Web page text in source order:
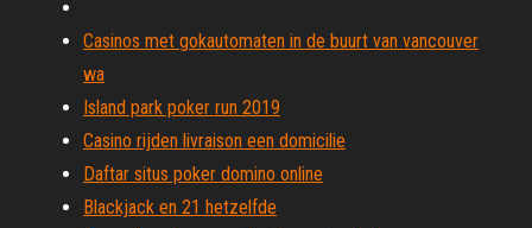
Casinos met gokautomaten in de buurt van vancouver
wa
Island park poker run 2019
Casino rijden livraison een domicilie
Daftar situs poker domino online
Blackjack en 21 hetzelfde